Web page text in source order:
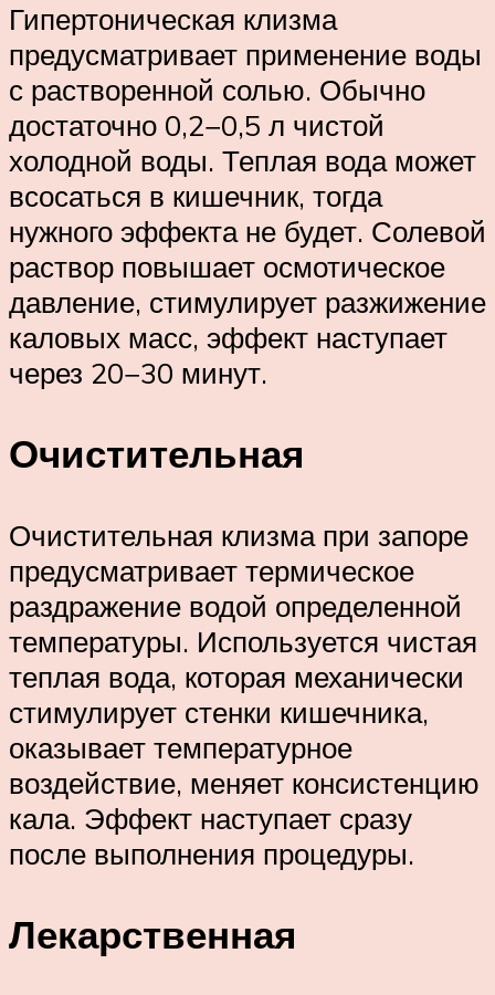
Гипертоническая клизма
предусматривает применение воды
с растворенной солью. Обычно
достаточно 0,2−0,5 л чистой
холодной воды. Теплая вода может
всосаться в кишечник, тогда
нужного эффекта не будет. Солевой
раствор повышает осмотическое
давление, стимулирует разжижение
каловых масс, эффект наступает
через 20−30 минут.
Очистительная
Очистительная клизма при запоре
предусматривает термическое
раздражение водой определенной
температуры. Используется чистая
теплая вода, которая механически
стимулирует стенки кишечника,
оказывает температурное
воздействие, меняет консистенцию
кала. Эффект наступает сразу
после выполнения процедуры.
Лекарственная